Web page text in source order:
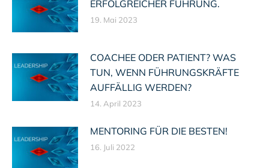
ERFOLGREICHER FÜHRUNG.
19. Mai 2023
COACHEE ODER PATIENT? WAS
TUN, WENN FÜHRUNGSKRÄFTE
AUFFÄLLIG WERDEN?
14. April 2023
MENTORING FÜR DIE BESTEN!
16. Juli 2022